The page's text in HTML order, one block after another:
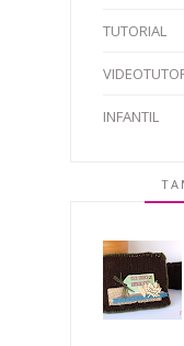
TUTORIAL
INFANTIL